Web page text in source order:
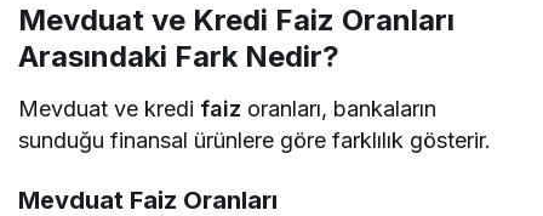
Mevduat ve Kredi Faiz Oranları
Arasındaki Fark Nedir?
Mevduat ve kredi faiz oranları, bankaların
sunduğu finansal ürünlere göre farklılık gösterir.
Mevduat Faiz Oranları